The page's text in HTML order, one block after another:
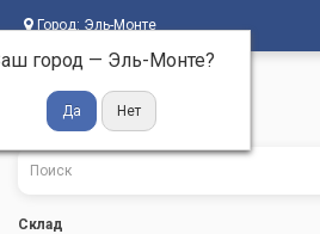
Город: Эль-Монте
город — Эль-Монте?
Склад